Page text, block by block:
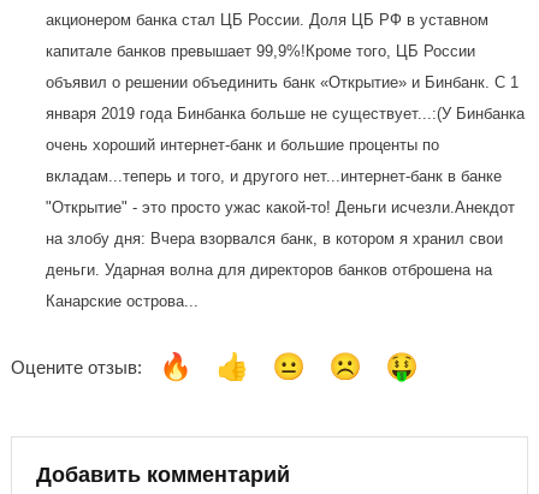
акционером банка стал ЦБ России. Доля ЦБ РФ в уставном
капитале банков превышает 99,9%!Кроме того, ЦБ России
объявил о решении объединить банк «Открытие» и Бинбанк. С 1
января 2019 года Бинбанка больше не существует...:(У Бинбанка
очень хороший интернет-банк и большие проценты по
вкладам...теперь и того, и другого нет...интернет-банк в банке
"Открытие" - это просто ужас какой-то! Деньги исчезли.Анекдот
на злобу дня: Вчера взорвался банк, в котором я хранил свои
деньги. Ударная волна для директоров банков отброшена на
Канарские острова...
Оцените отзыв:
Добавить комментарий